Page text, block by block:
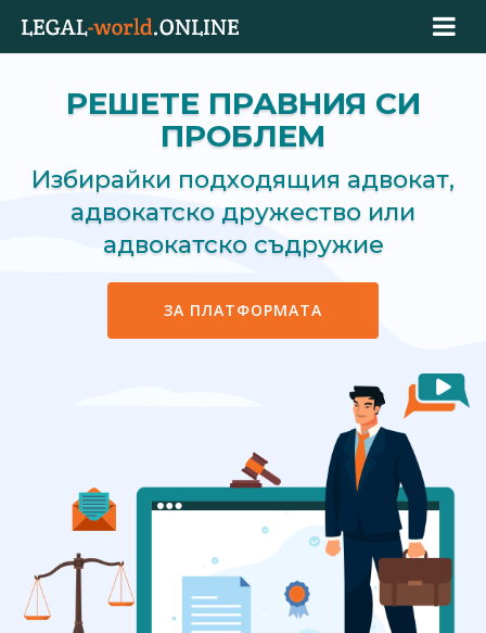
РЕШЕТЕ ПРАВНИЯ СИ
ПРОБЛЕМ
Избирайки подходящия адвокат,
адвокатско дружество или
адвокатско съдружие
ЗА ПЛАТФОРМАТА